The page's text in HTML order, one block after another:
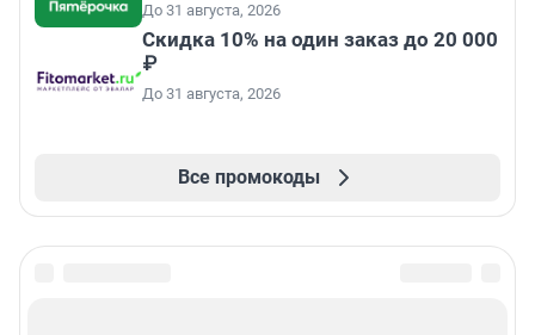
До 31 августа, 2026
Скидка 10% на один заказ до 20 000
₽
До 31 августа, 2026
Все промокоды